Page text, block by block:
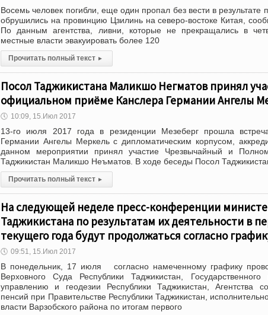
Восемь человек погибли, еще один пропал без вести в
обрушились на провинцию Цзилинь на северо-востоке Китая,
По данным агентства, ливни, которые не прекращались в
местные власти эвакуировать более 120
Прочитать полный текст ▸
Посол Таджикистана Маликшо Негматов принял
официальном приёме Канслера Германии Ангелы
🕔 10:09, 15.Июл 2017
13-го июля 2017 года в резиденции Мезеберг прошла
Германии Ангелы Меркель с дипломатическим корпусом,
данном мероприятии принял участие Чрезвычайный и
Таджикистан Маликшо Неъматов. В ходе беседы Посол
Прочитать полный текст ▸
На следующей неделе пресс-конференции
Таджикистана по результатам их деятельности в
текущего года будут продолжаться согласно
🕔 09:51, 15.Июл 2017
В понедельник, 17 июля согласно намеченному графику
Верховного Суда Республики Таджикистан,
управлению и геодезии Республики Таджикистан, Агентства
пенсий при Правительстве Республики Таджикистан,
власти Варзобского района по итогам первого